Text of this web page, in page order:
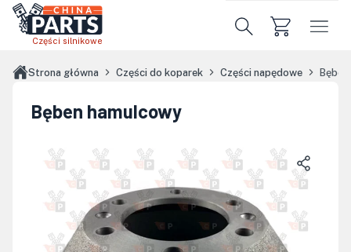
Przejdź do treści głównej
Części silnikowe
Strona główna Części do koparek Części napędowe
Bęben hamulcowy